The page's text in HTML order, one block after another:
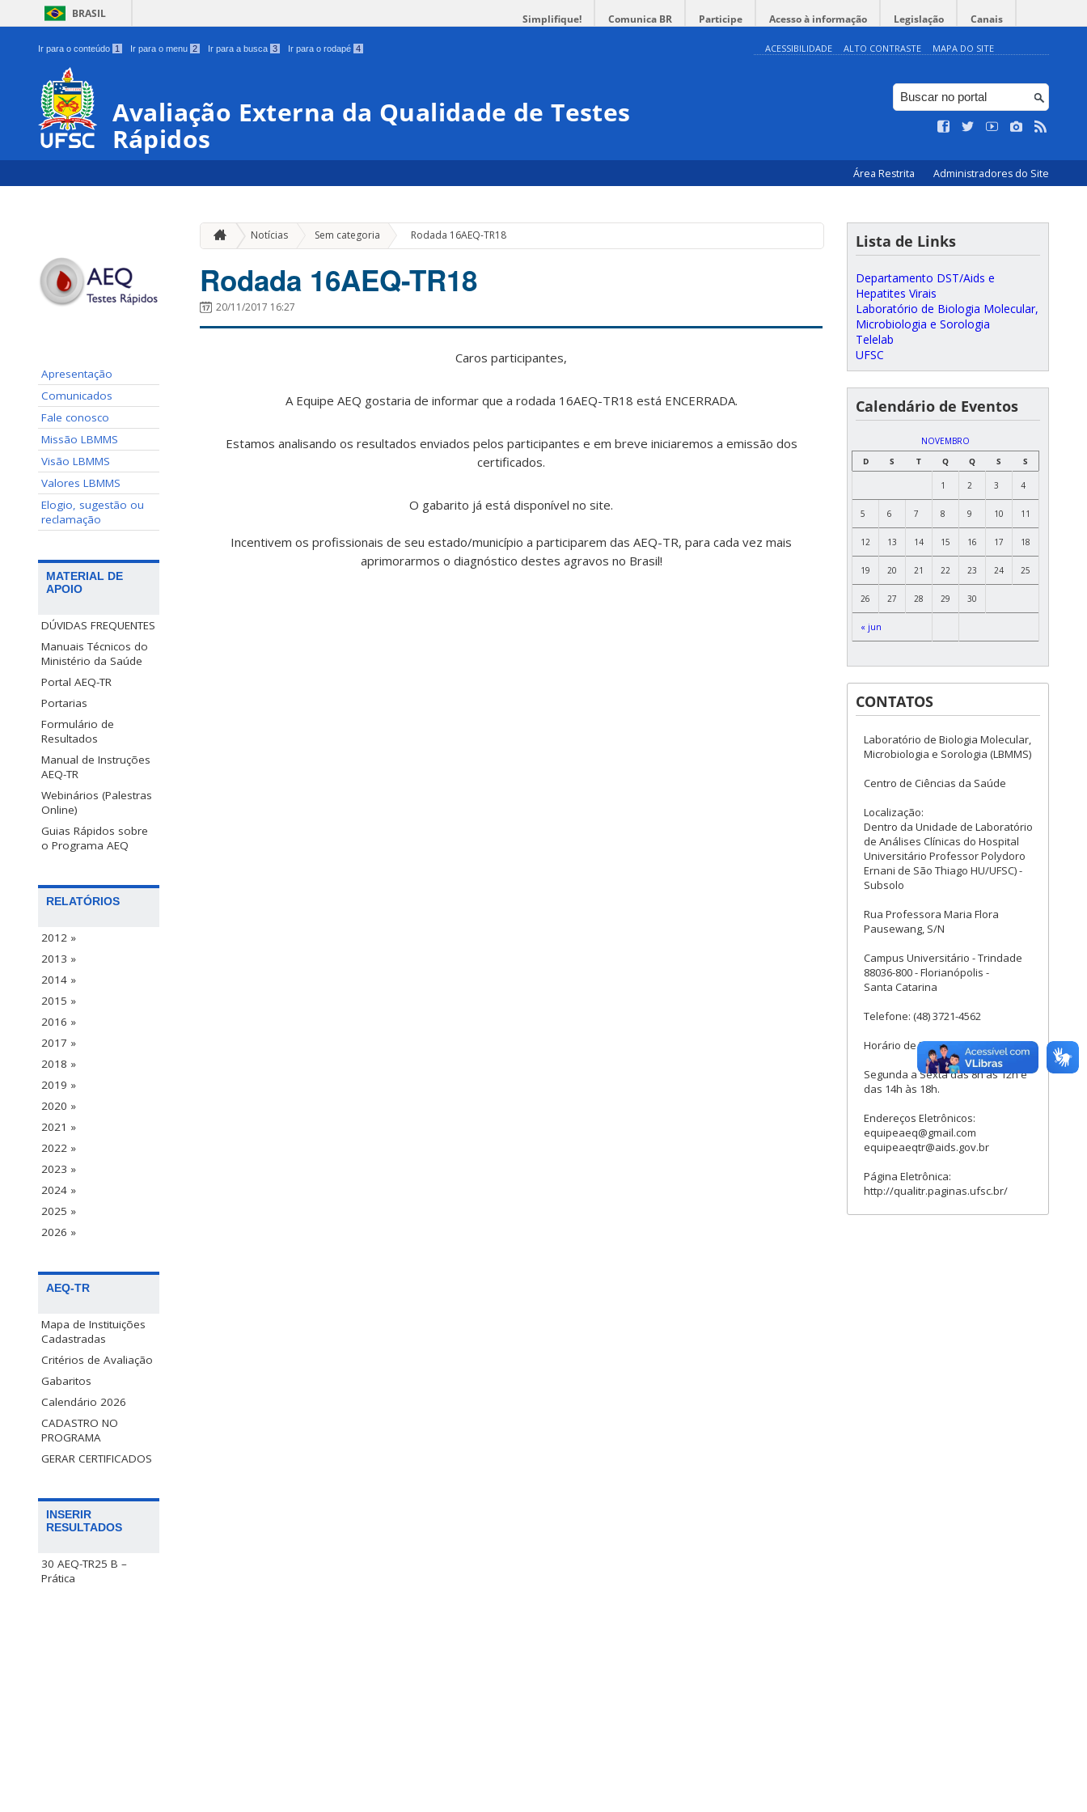
BRASIL Simplifique! Comunica BR Participe Acesso à informação Legislação Canais
Ir para o conteúdo 1 Ir para o menu 2 Ir para a busca 3 Ir para o rodapé 4 ACESSIBILIDADE ALTO CONTRASTE MAPA DO SITE
Avaliação Externa da Qualidade de Testes
Rápidos
Área Restrita Administradores do Site
Apresentação
Comunicados
Fale conosco
Missão LBMMS
Visão LBMMS
Valores LBMMS
Elogio, sugestão ou
reclamação
MATERIAL DE
APOIO
DÚVIDAS FREQUENTES
Manuais Técnicos do
Ministério da Saúde
Portal AEQ-TR
Portarias
Formulário de
Resultados
Manual de Instruções
AEQ-TR
Webinários (Palestras
Online)
Guias Rápidos sobre
o Programa AEQ
RELATÓRIOS
2012 »
2013 »
2014 »
2015 »
2016 »
2017 »
2018 »
2019 »
2020 »
2021 »
2022 »
2023 »
2024 »
2025 »
2026 »
AEQ-TR
Mapa de Instituições
Cadastradas
Critérios de Avaliação
Gabaritos
Calendário 2026
CADASTRO NO
PROGRAMA
GERAR CERTIFICADOS
INSERIR
RESULTADOS
30 AEQ-TR25 B –
Prática
Notícias Sem categoria » Rodada 16AEQ-TR18
Rodada 16AEQ-TR18
20/11/2017 16:27
Caros participantes,
A Equipe AEQ gostaria de informar que a rodada 16AEQ-TR18 está ENCERRADA.
Estamos analisando os resultados enviados pelos participantes e em breve iniciaremos a emissão dos
certificados.
O gabarito já está disponível no site.
Incentivem os profissionais de seu estado/município a participarem das AEQ-TR, para cada vez mais
aprimorarmos o diagnóstico destes agravos no Brasil!
Lista de Links
Departamento DST/Aids e
Hepatites Virais
Laboratório de Biologia Molecular,
Microbiologia e Sorologia
Telelab
UFSC
Calendário de Eventos
NOVEMBRO
D
S T Q Q S S
« jun
1 2 3 4
5 6 7 8 9 10 11
12 13 14 15 16 17 18
19 20 21 22 23 24 25
26 27 28 29 30
CONTATOS
Laboratório de Biologia Molecular,
Microbiologia e Sorologia (LBMMS)
Centro de Ciências da Saúde
Localização:
Dentro da Unidade de Laboratório
de Análises Clínicas do Hospital
Universitário Professor Polydoro
Ernani de São Thiago HU/UFSC) -
Subsolo
Rua Professora Maria Flora
Pausewang, S/N
Campus Universitário - Trindade
88036-800 - Florianópolis -
Santa Catarina
Telefone: (48) 3721-4562
Horário de Funcionamento:
Segunda a Sexta das 8h às 12h e
das 14h às 18h.
Endereços Eletrônicos:
equipeaeq@gmail.com
equipeaeqtr@aids.gov.br
Página Eletrônica:
http://qualitr.paginas.ufsc.br/